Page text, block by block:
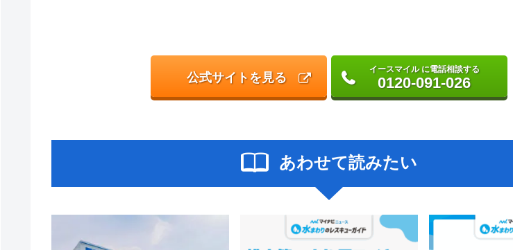
公式サイトを見る
イースマイル に電話相談する
0120-091-026
あわせて読みたい